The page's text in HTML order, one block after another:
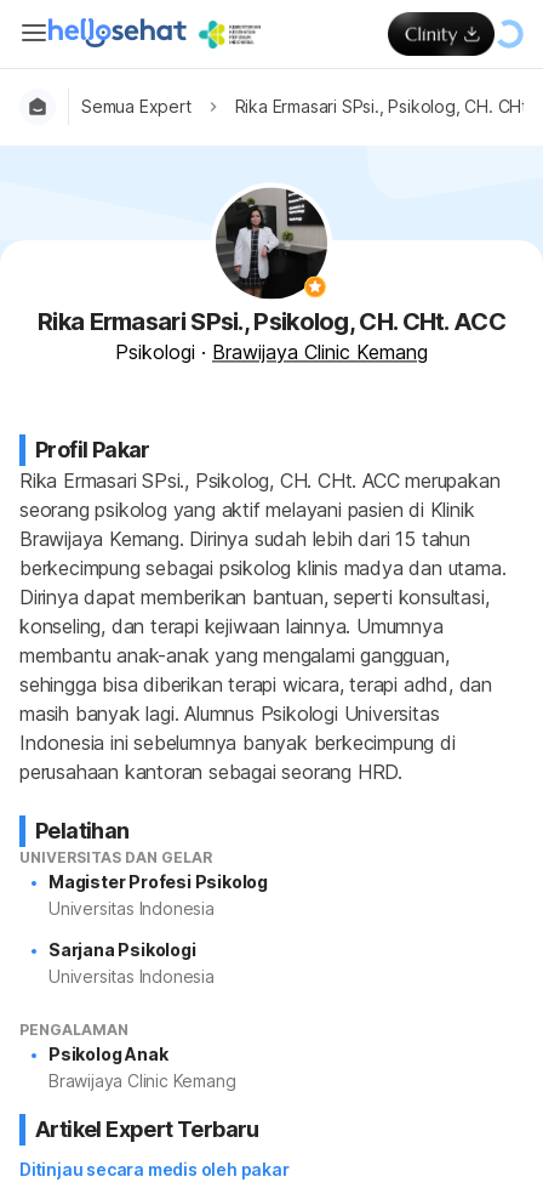
Semua Expert Rika Ermasari SPsi., Psikolog, CH. CHt.
Rika Ermasari SPsi., Psikolog, CH. CHt. ACC
Psikologi · Brawijaya Clinic Kemang
Profil Pakar
Rika Ermasari SPsi., Psikolog, CH. CHt. ACC merupakan
seorang psikolog yang aktif melayani pasien di Klinik
Brawijaya Kemang. Dirinya sudah lebih dari 15 tahun
berkecimpung sebagai psikolog klinis madya dan utama.
Dirinya dapat memberikan bantuan, seperti konsultasi,
konseling, dan terapi kejiwaan lainnya. Umumnya
membantu anak-anak yang mengalami gangguan,
sehingga bisa diberikan terapi wicara, terapi adhd, dan
masih banyak lagi. Alumnus Psikologi Universitas
Indonesia ini sebelumnya banyak berkecimpung di
perusahaan kantoran sebagai seorang HRD.
Pelatihan
UNIVERSITAS DAN GELAR
Magister Profesi Psikolog
Universitas Indonesia
Sarjana Psikologi
Universitas Indonesia
PENGALAMAN
Psikolog Anak
Brawijaya Clinic Kemang
Artikel Expert Terbaru
Ditinjau secara medis oleh pakar